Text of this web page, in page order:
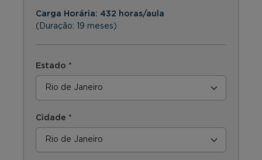
Carga Horária: 432 horas/aula
(Duração: 19 meses)
Estado *
Cidade *